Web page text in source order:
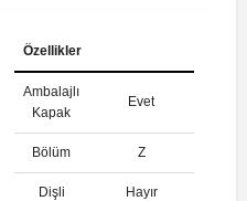
Özellikler
Ambalajlı
Kapak
Evet
Bölüm Z
Dişli Hayır